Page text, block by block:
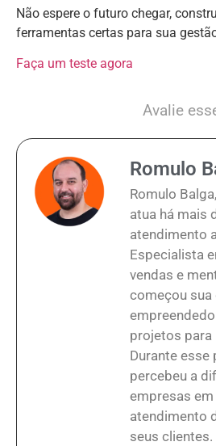
Não espere o futuro chegar,
ferramentas certas para sua
Faça um teste agora
Avalie
Romulo
Romulo
atua há mais
atendimento
Especialista
vendas e
começou sua
projetos para
Durante esse
percebeu a
empresas
atendimento
seus clientes.